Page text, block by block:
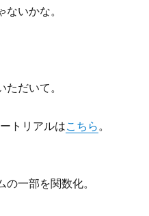
いかな。
だいて。
トリアルはこちら。
一部を関数化。